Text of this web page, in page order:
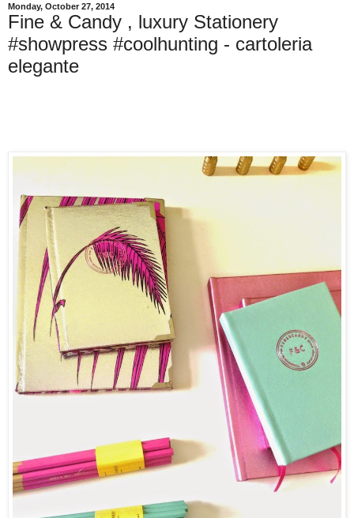
Monday, October 27, 2014
Fine & Candy , luxury Stationery
#showpress #coolhunting - cartoleria
elegante